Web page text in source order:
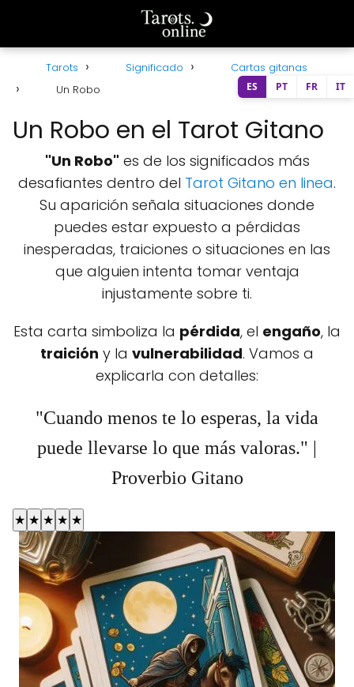
Tarots Significado
Cartas gitanas
Un Robo
Un Robo en el Tarot Gitano
"Un Robo" es de los significados más
desafiantes dentro del Tarot Gitano en linea.
Su aparición señala situaciones donde
puedes estar expuesto a pérdidas
inesperadas, traiciones o situaciones en las
que alguien intenta tomar ventaja
injustamente sobre ti.
Esta carta simboliza la pérdida, el engaño, la
traición y la vulnerabilidad. Vamos a
explicarla con detalles:
"Cuando menos te lo esperas, la vida
puede llevarse lo que más valoras." |
Proverbio Gitano
★ ★ ★ ★ ★
ES PT FR IT